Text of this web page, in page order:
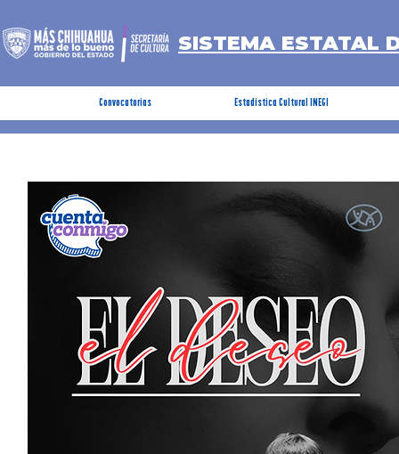
SISTEMA ESTATAL
Convocatorias Estadística Cultural INEGI